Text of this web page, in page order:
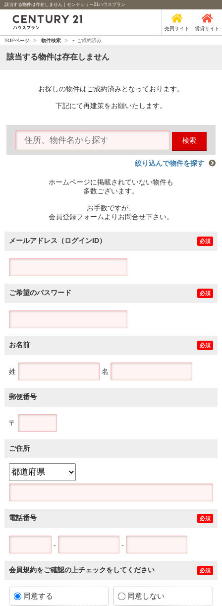
該当する物件は存在しません｜センチュリー21ハウスプラン
売買サイト 賃貸サイト
TOPページ > 物件検索 > - ご成約済み
該当する物件は存在しません
お探しの物件はご成約済みとなっております。
下記にて再建策をお願いたします。
検索
絞り込んで物件を探す
ホームページに掲載されていない物件も
多数ございます。
お手数ですが、
会員登録フォームよりお問合せ下さい。
メールアドレス（ログインID） 必須
ご希望のパスワード 必須
お名前 必須
姓 名
郵便番号
〒
ご住所
電話番号 必須
- -
会員規約をご確認の上チェックをしてください 必須
同意する 同意しない